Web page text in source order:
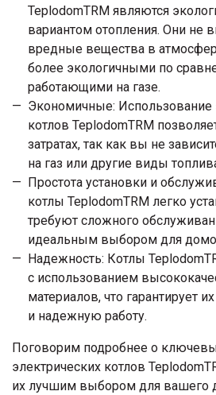
TeplodomTRM являются
вариантом отопления. Они не
вредные вещества в
более экологичными по
работающими на газе.
Экономичные: Использование
котлов TeplodomTRM
затратах, так как вы не
на газ или другие виды
Простота установки и
котлы TeplodomTRM легко
требуют сложного
идеальным выбором для
Надежность: Котлы
с использованием
материалов, что гарантирует
и надежную работу.
Поговорим подробнее о
электрических котлов
их лучшим выбором для вашего